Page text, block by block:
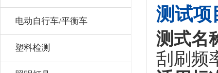
电动自行车/平衡车
塑料检测
测试项
测式名
刮刷频